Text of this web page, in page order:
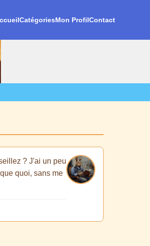
CatégoriesMon ProfilContact
? J'ai un peu
quoi, sans me